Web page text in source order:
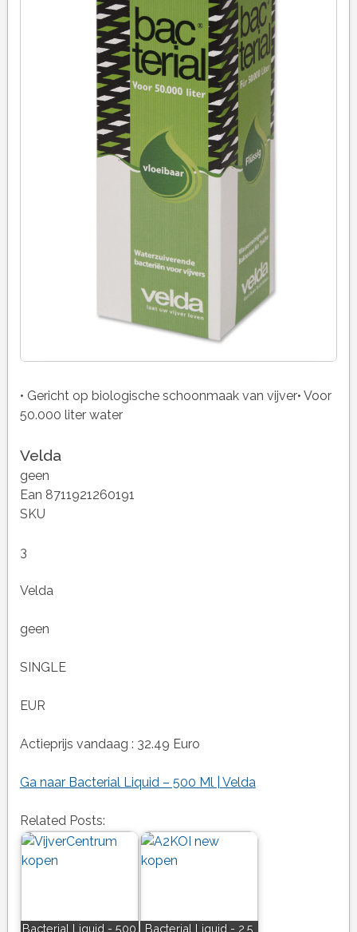
• Gericht op biologische schoonmaak van vijver• Voor
50.000 liter water
Velda
geen
Ean 8711921260191
SKU
3
Velda
geen
SINGLE
EUR
Actieprijs vandaag : 32.49 Euro
Ga naar Bacterial Liquid – 500 Ml | Velda
Related Posts:
Bacterial Liquid - 500
Bacterial Liquid - 2,5